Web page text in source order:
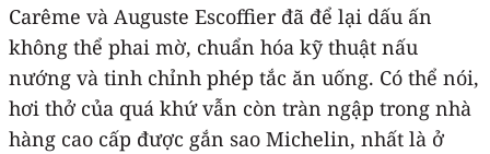
Carême và Auguste Escoffier đã để lại dấu ấn
không thể phai mờ, chuẩn hóa kỹ thuật nấu
nướng và tinh chỉnh phép tắc ăn uống. Có thể nói,
hơi thở của quá khứ vẫn còn tràn ngập trong nhà
hàng cao cấp được gắn sao Michelin, nhất là ở